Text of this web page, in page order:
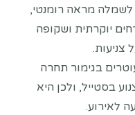
לשמלה מראה רומנטי,
יוקרתית ושקופה
צניעות.
בגימור תחרה
בסטייל, ולכן היא
לאירוע.